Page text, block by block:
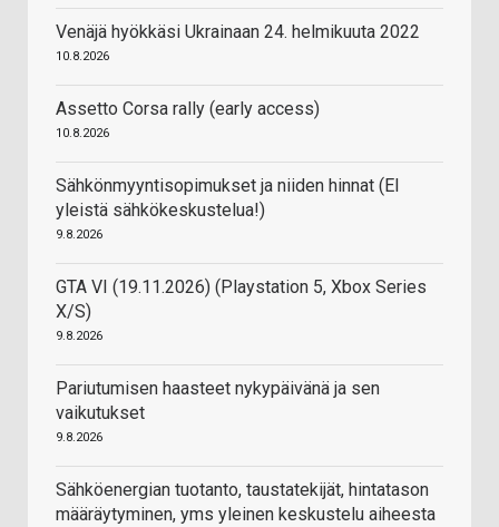
Venäjä hyökkäsi Ukrainaan 24. helmikuuta 2022
10.8.2026
Assetto Corsa rally (early access)
10.8.2026
Sähkönmyyntisopimukset ja niiden hinnat (EI
yleistä sähkökeskustelua!)
9.8.2026
GTA VI (19.11.2026) (Playstation 5, Xbox Series
X/S)
9.8.2026
Pariutumisen haasteet nykypäivänä ja sen
vaikutukset
9.8.2026
Sähköenergian tuotanto, taustatekijät, hintatason
määräytyminen, yms yleinen keskustelu aiheesta